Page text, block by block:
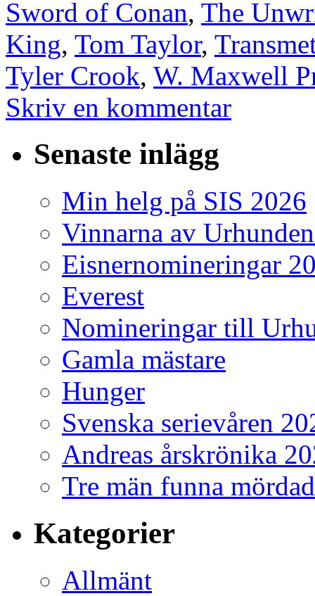
Sword of Conan, The
King, Tom Taylor,
Tyler Crook, W. Maxwell
Skriv en kommentar
Senaste inlägg
Min helg på SIS 2026
Vinnarna av
Eisnernomineringar
Everest
Nomineringar till
Gamla mästare
Hunger
Svenska serievåren
Andreas årskrönika
Tre män funna
Kategorier
Allmänt